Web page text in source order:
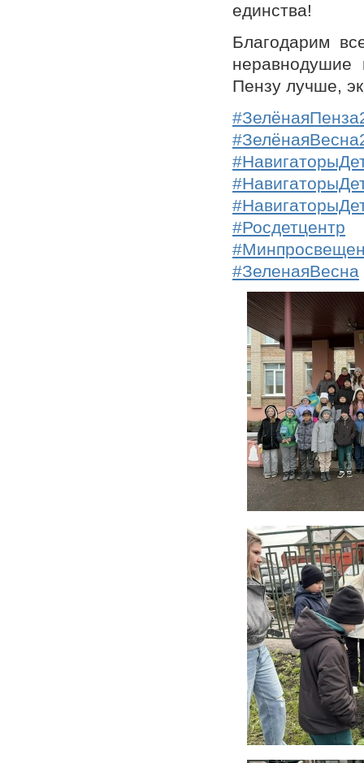
единства!
Благодарим
Пензу лучше,
#Росдетцентр
#ЗеленаяВесна